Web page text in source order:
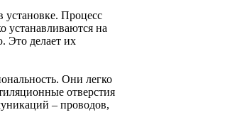
Процесс
устанавливаются на
Это делает их
Они легко
отверстия
– проводов,